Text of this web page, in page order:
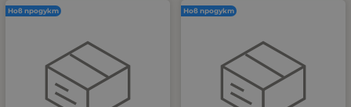
Нов продукт Нов продукт